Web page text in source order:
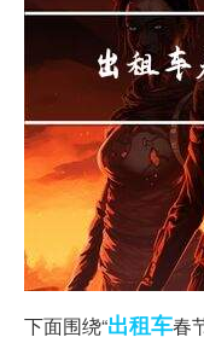
下面围绕“出租车春